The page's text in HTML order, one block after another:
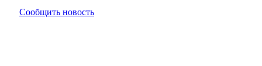
Сообщить новость